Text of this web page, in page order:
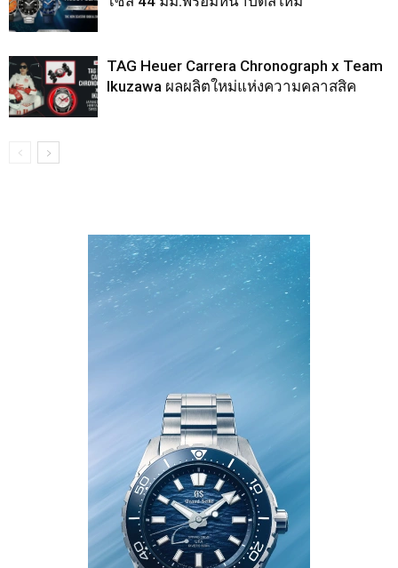
TAG Heuer Carrera Chronograph x Team
Ikuzawa ผลผลิตใหม่แห่งความคลาสสิค